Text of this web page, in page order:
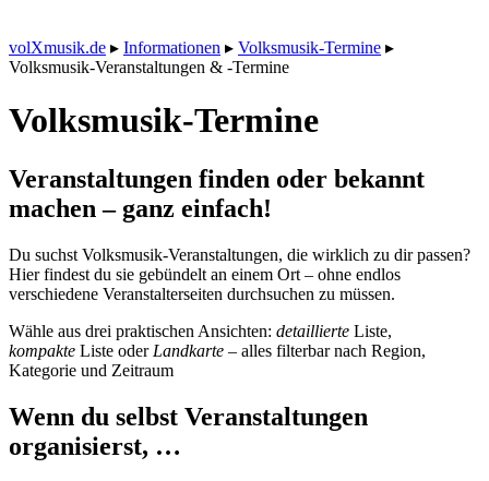
volXmusik.de ▸ Informationen ▸ Volksmusik-Termine ▸
Volksmusik-Veranstaltungen & -Termine
Volksmusik-Termine
Veranstaltungen finden oder bekannt
machen – ganz einfach!
Du suchst Volksmusik-Veranstaltungen, die wirklich zu dir passen?
Hier findest du sie gebündelt an einem Ort – ohne endlos
verschiedene Veranstalterseiten durchsuchen zu müssen.
Wähle aus drei praktischen Ansichten: detaillierte Liste,
kompakte Liste oder Landkarte – alles filterbar nach Region,
Kategorie und Zeitraum
Wenn du selbst Veranstaltungen
organisierst, …